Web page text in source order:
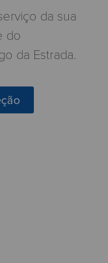
da sua
do
da Estrada.